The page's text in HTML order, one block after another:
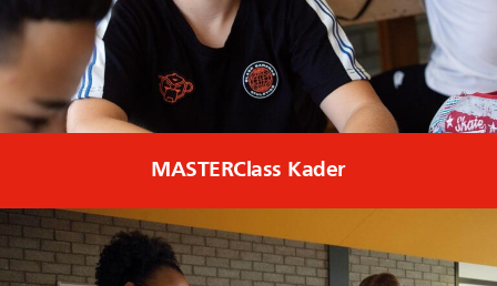
MASTERClass Kader